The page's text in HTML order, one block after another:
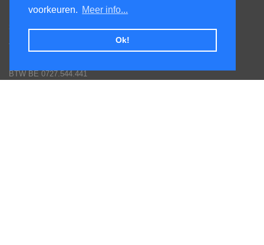
voorkeuren. Meer info...
Ok!
Honsdonkstraat 25A
3120 Tremelo
Tel. 016/60.93.00 - 0475/620.520
BTW BE 0727.544.441